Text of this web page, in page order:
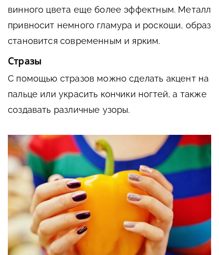
винного цвета еще более эффектным. Металл
привносит немного гламура и роскоши, образ
становится современным и ярким.
Стразы
С помощью стразов можно сделать акцент на
пальце или украсить кончики ногтей, а также
создавать различные узоры.